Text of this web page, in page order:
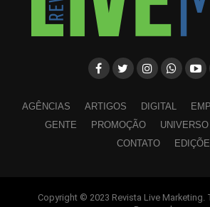
AGÊNCIAS ARTIGOS DIGITAL
GENTE
PROMOÇÃO
CONTATO
Copyright © 2023 Revista Live Marketing.